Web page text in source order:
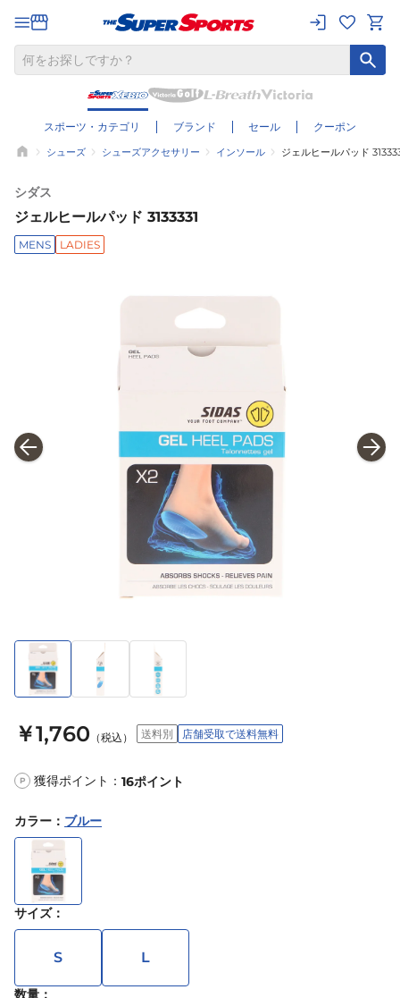
スポーツ・カテゴリ ブランド セール クーポン
シューズ シューズアクセサリー インソール ジェルヒールパッド
シダス
ジェルヒールパッド 3133331
MENS LADIES
￥1,760 （税込） 送料別 店舗受取で送料無料
P 獲得ポイント： 16ポイント
カラー ： ブルー
サイズ：
S L
数量：